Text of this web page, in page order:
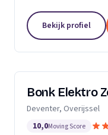
degelijke en nette
BIPV (indak)
Bekijk profiel
Bonk Elektro
Deventer, Overijssel
10,0Moving Score